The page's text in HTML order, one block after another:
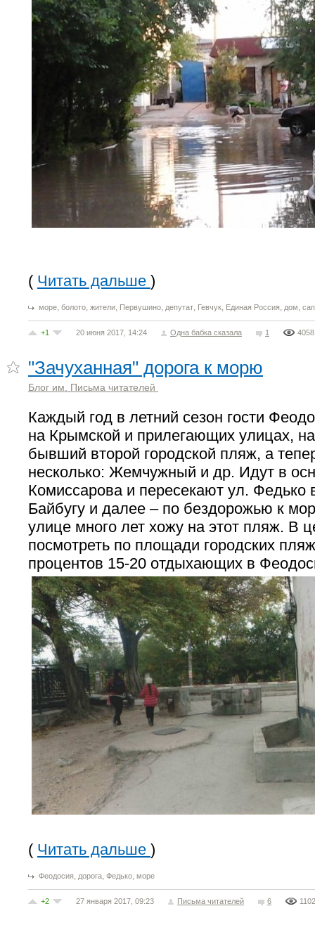
( Читать дальше )
море, болото, жители, Первушино, депутат, Гевчук, Единая Россия, дом,
+1 20 июня 2017, 14:24 Одна бабка сказала 1 4058
"Зачуханная" дорога к морю
Блог им. Письма читателей
Каждый год в летний сезон гости
на Крымской и прилегающих улицах,
бывший второй городской пляж, а
несколько: Жемчужный и др. Идут в
Комиссарова и пересекают ул. Федько
Байбугу и далее – по бездорожью к
улице много лет хожу на этот пляж. В
посмотреть по площади городских
процентов 15-20 отдыхающих в
( Читать дальше )
Феодосия, дорога, Федько, море
+2 27 января 2017, 09:23 Письма читателей 6